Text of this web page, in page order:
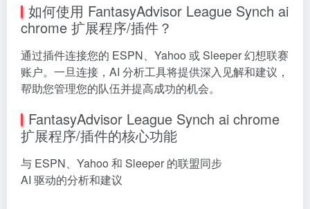
如何使用 FantasyAdvisor League Synch ai
chrome 扩展程序/插件？
通过插件连接您的 ESPN、Yahoo 或 Sleeper 幻想联赛
账户。一旦连接，AI 分析工具将提供深入见解和建议，
帮助您管理您的队伍并提高成功的机会。
FantasyAdvisor League Synch ai chrome
扩展程序/插件的核心功能
与 ESPN、Yahoo 和 Sleeper 的联盟同步
AI 驱动的分析和建议